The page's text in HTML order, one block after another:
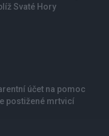
Svaté Hory
účet na pomoc
postižené mrtvicí